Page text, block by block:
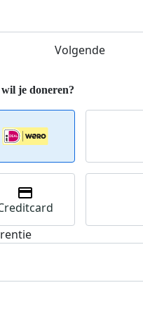
Streefbedrag
Volgende